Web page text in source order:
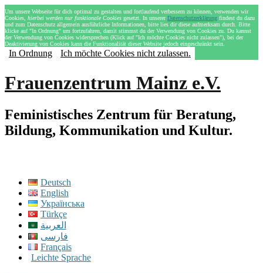
Um unsere Webseite für dich optimal zu gestalten und fortlaufend verbessern zu können, verwenden wir
Cookies, hierbei werden nur funktionale Cookies gesetzt. In unsererDatenschutzerklärung findest du dazu
und zum Datenschutz allgemein ausführliche Informationen, bitte lies dir diese aufmerksam durch. Bitte
klicke auf "In Ordnung" um fortzufahren, damit stimmst du der Verwendung von Cookies zu. Du kannst
der Verwendung von Cookies widersprechen (Klick auf "Ich möchte Cookies nicht zulassen"), bei der
Deaktivierung von Cookies kann die Funktionalität dieser Website jedoch eingeschränkt sein.
In Ordnung Ich möchte Cookies nicht zulassen.
Frauenzentrum Mainz e.V.
Feministisches Zentrum für Beratung,
Bildung, Kommunikation und Kultur.
Deutsch
English
Українська
Türkçe
العربية
فارسی
Français
Leichte Sprache